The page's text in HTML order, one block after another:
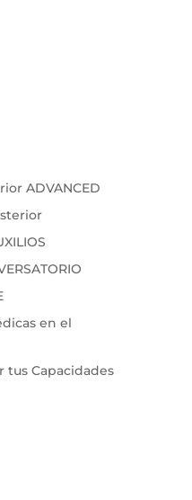
ADVANCED
en el
tus Capacidades